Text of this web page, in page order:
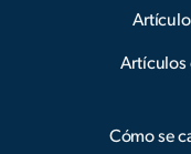
Artículos
Cómo se